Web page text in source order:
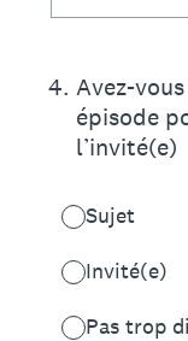
4. Avez-
épisode
l’invité(e)
Sujet
Invité(e)
Pas trop